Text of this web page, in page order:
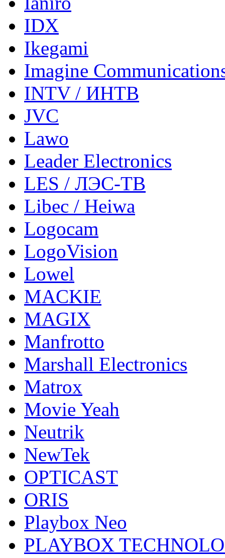
IDX
Ikegami
Imagine
INTV / ИНТВ
JVC
Lawo
Leader Electronics
LES / ЛЭС-ТВ
Libec / Heiwa
Logocam
LogoVision
Lowel
MACKIE
MAGIX
Manfrotto
Marshall Electronics
Matrox
Movie Yeah
Neutrik
NewTek
OPTICAST
ORIS
Playbox Neo
PLAYBOX